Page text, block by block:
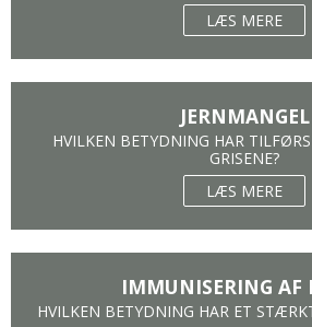
LÆS MERE
JERNMANGEL
HVILKEN BETYDNING HAR
GRISENE?
LÆS MERE
IMMUNISERING AF
HVILKEN BETYDNING HAR ET